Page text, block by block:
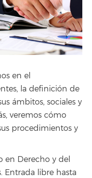
en el
la definición de
ámbitos, sociales y
veremos cómo
procedimientos y
en Derecho y del
Entrada libre hasta